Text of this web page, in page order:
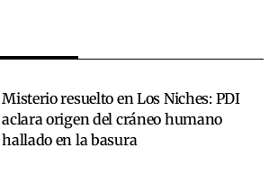
Misterio resuelto en Los Niches: PDI
aclara origen del cráneo humano
hallado en la basura